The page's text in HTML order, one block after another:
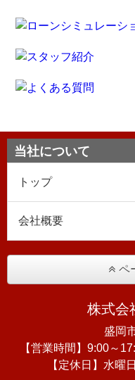
当社について
トップ
会社概要
ペ
株式会
盛岡
【営業時間】9:00～
【定休日】水曜